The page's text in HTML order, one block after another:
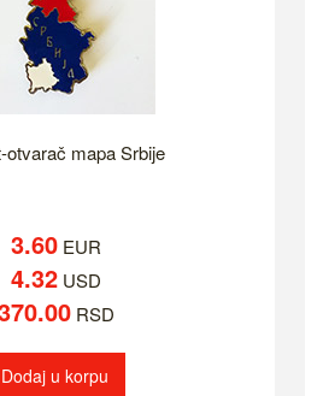
otvarač mapa Srbije
3.60 EUR
4.32 USD
RSD
Dodaj u korpu